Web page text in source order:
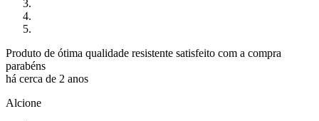
Produto de ótima qualidade resistente satisfeito com a compra
parabéns
há cerca de 2 anos
Alcione